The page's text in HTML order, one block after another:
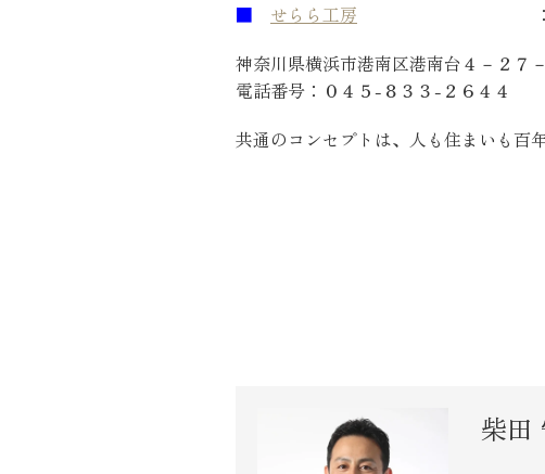
■
せらら工房 ： 横浜赤
神奈川県横浜市港南区港南台４－２７
電話番号：０４５-８３３-２６４４
共通のコンセプトは、人も住まいも
柴田